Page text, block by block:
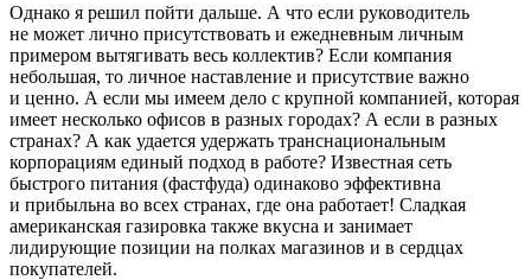
Однако я решил пойти дальше. А что если руководитель
не может лично присутствовать и ежедневным личным
примером вытягивать весь коллектив? Если компания
небольшая, то личное наставление и присутствие важно
и ценно. А если мы имеем дело с крупной компанией, которая
имеет несколько офисов в разных городах? А если в разных
странах? А как удается удержать транснациональным
корпорациям единый подход в работе? Известная сеть
быстрого питания (фастфуда) одинаково эффективна
и прибыльна во всех странах, где она работает! Сладкая
американская газировка также вкусна и занимает
лидирующие позиции на полках магазинов и в сердцах
покупателей.